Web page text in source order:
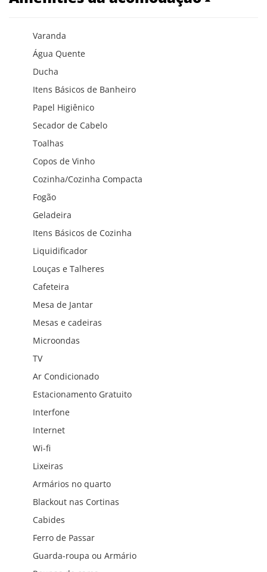
Varanda
Água Quente
Ducha
Itens Básicos de Banheiro
Papel Higiênico
Secador de Cabelo
Toalhas
Copos de Vinho
Cozinha/Cozinha Compacta
Fogão
Geladeira
Itens Básicos de Cozinha
Liquidificador
Louças e Talheres
Cafeteira
Mesa de Jantar
Mesas e cadeiras
Microondas
TV
Ar Condicionado
Estacionamento Gratuito
Interfone
Internet
Wi-fi
Lixeiras
Armários no quarto
Blackout nas Cortinas
Cabides
Ferro de Passar
Guarda-roupa ou Armário